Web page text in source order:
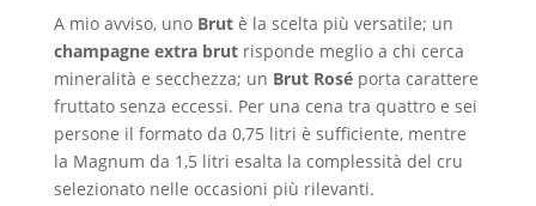
A mio avviso, uno Brutè la scelta più versatile; un
champagne extra brutrisponde meglio a chi cerca
mineralità e secchezza; un Brut Roséporta carattere
fruttato senza eccessi. Per una cena tra quattro e sei
persone il formato da 0,75 litri è sufficiente, mentre
la Magnum da 1,5 litri esalta la complessità del cru
selezionato nelle occasioni più rilevanti.